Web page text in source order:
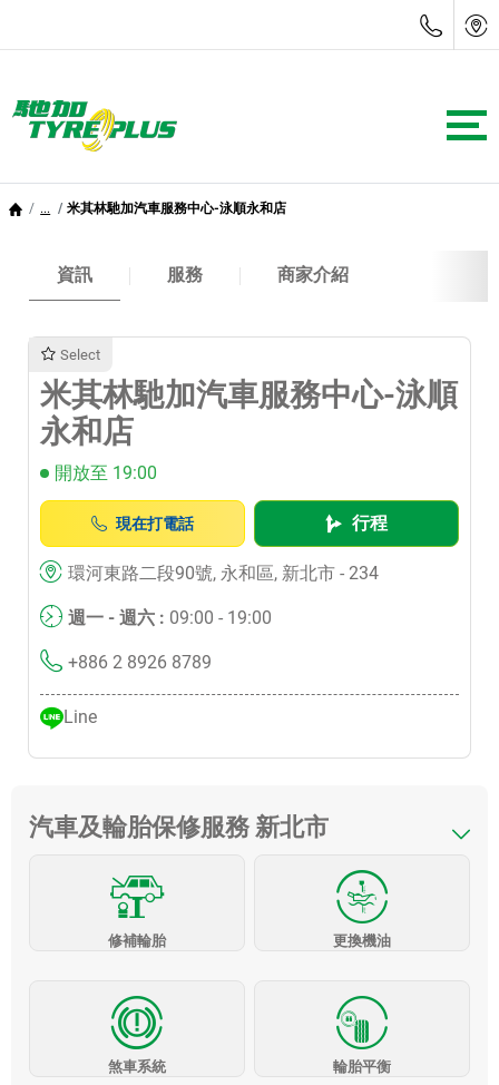
... 米其林馳加汽車服務中心-泳順永和店
資訊 服務 商家介紹
Select
米其林馳加汽車服務中心-泳順
永和店
開放至 19:00
現在打電話 行程
環河東路二段90號, 永和區, 新北市 - 234
週一 - 週六 : 09:00 - 19:00
+886 2 8926 8789
Line
汽車及輪胎保修服務 新北市
修補輪胎 更換機油
煞車系統 輪胎平衡